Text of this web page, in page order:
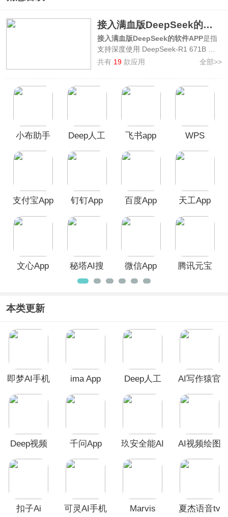
接入满血版DeepSeek的软件APP
接入满血版DeepSeek的软件APP是指
支持深度使用 DeepSeek-R1 671B 满
血版大模型的软件应用，能够最大化发
软件能够很好地解决DeepSeek频繁服
到相关需求软件，整理制作了接入满血
版DeepSeek的软件APP合集，其中包
百度APP、天工AI助手APP、秘塔AI搜
共有 19 款应用 全部>>
小布助手
Deep人工
飞书app
WPS
手机版
支付宝App 钉钉App 百度App 天工App
文心App
秘塔AI搜
索App
微信App
腾讯元宝
本类更新
即梦AI手机
ima App
Deep人工
AI写作猿官
Deep视频
千问App
玖安全能AI
AI视频绘图
扣子Ai
可灵AI手机
Marvis
夏杰语音tv